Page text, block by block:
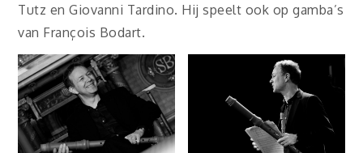
Tutz en Giovanni Tardino. Hij speelt ook op gamba’s
van François Bodart.